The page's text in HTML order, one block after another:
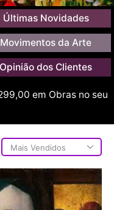
Últimas Novidades
Movimentos da Arte
Opinião dos Clientes
em Obras no seu